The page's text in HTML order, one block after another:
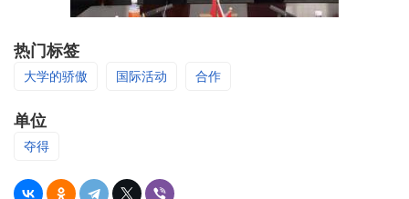
热门标签
大学的骄傲 国际活动 合作
单位
夺得